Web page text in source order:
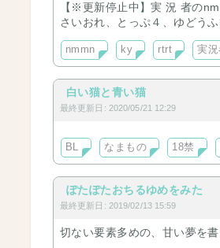
【※更新停止中】実 況 者の
さいおれ、とっぷ４、ゆどうふ
nmmn ky rtrt 実況
白い猫と青い猫
最終更新日: 2020/05/21 12:29
BL なまもの 18禁
ぽたぽたおちるゆめをみた
最終更新日: 2019/02/13 15:59
切ない要素多めの、甘い夢を書